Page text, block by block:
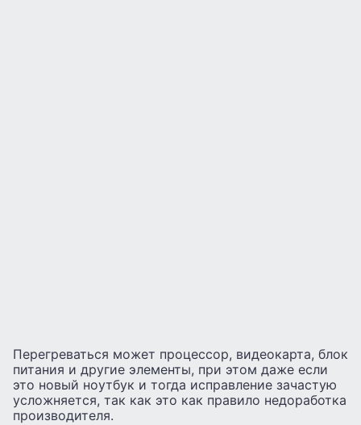
Перегреваться может процессор, видеокарта, блок
питания и другие элементы, при этом даже если
это новый ноутбук и тогда исправление зачастую
усложняется, так как это как правило недоработка
производителя.